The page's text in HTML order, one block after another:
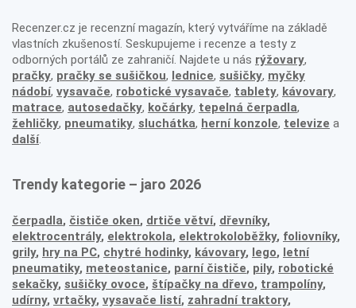
Recenzer.cz je recenzní magazín, který vytváříme na základě
vlastních zkušeností. Seskupujeme i recenze a testy z
odborných portálů ze zahraničí. Najdete u nás rýžovary,
pračky, pračky se sušičkou, lednice, sušičky, myčky
nádobí, vysavače, robotické vysavače, tablety, kávovary,
matrace, autosedačky, kočárky, tepelná čerpadla,
žehličky, pneumatiky, sluchátka, herní konzole, televize a
další.
Trendy kategorie – jaro 2026
čerpadla, čističe oken, drtiče větví, dřevníky,
elektrocentrály, elektrokola, elektrokoloběžky, foliovníky,
grily, hry na PC, chytré hodinky, kávovary, lego, letní
pneumatiky, meteostanice, parní čističe, pily, robotické
sekačky, sušičky ovoce, štípačky na dřevo, trampolíny,
udírny, vrtačky, vysavače listí, zahradní traktory,